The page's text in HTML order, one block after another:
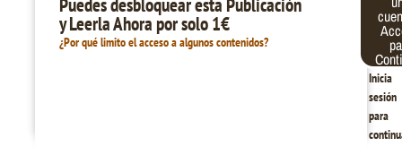
Puedes desbloquear esta Publicación
y Leerla Ahora por solo 1€
¿Por qué limito el acceso a algunos contenidos?
electrónico
Inicia
sesión
para